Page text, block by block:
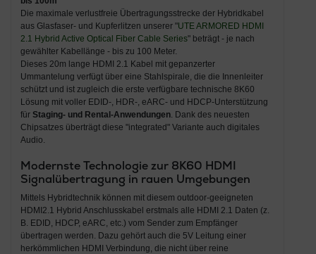
Die maximale verlustfreie Übertragungsstrecke der Hybridkabel
aus Glasfaser- und Kupferlitzen unserer "UTE ARMORED HDMI
2.1 Hybrid Active Optical Fiber Cable Series" beträgt - je nach
gewählter Kabellänge - bis zu 100 Meter.
Dieses 20m lange HDMI 2.1 Kabel mit gepanzerter
Ummantelung verfügt über eine Stahlspirale, die die Innenleiter
schützt und ist zugleich die erste verfügbare technische 8K60
Lösung mit voller EDID-, HDR-, eARC- und HDCP-Unterstützung
für Staging- und Rental-Anwendungen. Dank des neuesten
Chipsatzes überträgt diese "integrated" Variante auch digitales
Audio.
Modernste Technologie zur 8K60 HDMI
Signalübertragung in rauen Umgebungen
Mittels Hybridtechnik können mit diesem outdoor-geeigneten
HDMI2.1 Hybrid Anschlusskabel erstmals alle HDMI 2.1 Daten (z.
B. EDID, HDCP, eARC, etc.) vom Sender zum Empfänger
übertragen werden. Dazu gehört auch die 5V Leitung einer
herkömmlichen HDMI Verbindung, die nicht über reine